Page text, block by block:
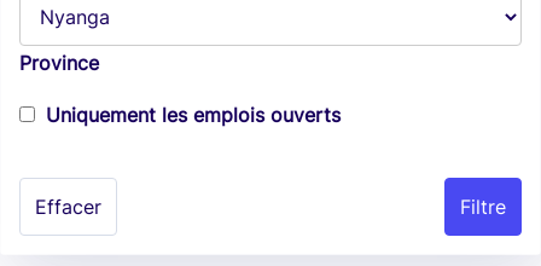
Province
Uniquement les emplois ouverts
Effacer